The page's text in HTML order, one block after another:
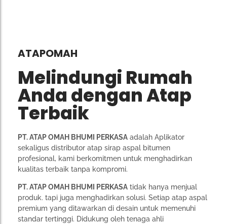
ATAPOMAH
Melindungi Rumah
Anda dengan Atap
Terbaik
PT. ATAP OMAH BHUMI PERKASA adalah Aplikator
sekaligus distributor atap sirap aspal bitumen
profesional, kami berkomitmen untuk menghadirkan
kualitas terbaik tanpa kompromi.
PT. ATAP OMAH BHUMI PERKASA tidak hanya menjual
produk. tapi juga menghadirkan solusi. Setiap atap aspal
premium yang ditawarkan di desain untuk memenuhi
standar tertinggi. Didukung oleh tenaga ahli